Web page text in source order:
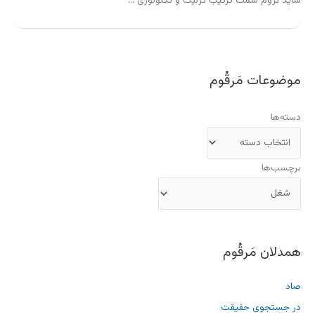
موضوعات مَرقُوم
دسته‌ها
برچسب‌ها
همدلان مَرقُوم
صاد
در جستجوی حقیقت